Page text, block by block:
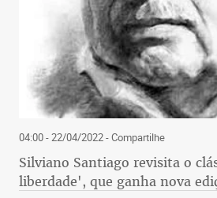
04:00 - 22/04/2022- Compartilhe
Silviano Santiago revisita o
liberdade', que ganha nova